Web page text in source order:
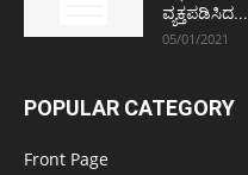
ವ್ಯಕ್ತಪಡಿಸಿದ...
05/01/2021
POPULAR CATEGORY
Front Page